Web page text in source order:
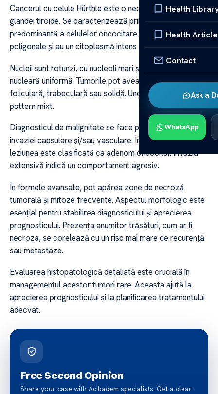
Health
Health
Contact
Ask a
WhatsApp
Cancerul cu celule Hürthle este o neoplazie rară a
glandei tiroide. Se caracterizează prin prezența
predominantă a celulelor oncocitare. Acestea sunt mari,
poligonale și au un citoplasmă intens eozinofilă.
Nucleii sunt rotunzi, cu nucleoli mari și o arhitectură
nucleară uniformă. Tumorile pot avea structură
foliculară, trabeculară sau solidă. Uneori, se observă un
pattern mixt.
Diagnosticul de malignitate se face prin identificarea
invaziei capsulare și/sau vasculare. În absența acestora,
leziunea este clasificată ca adenom oncocitar. Invazia
extensivă indică un comportament agresiv.
În formele avansate, pot apărea zone de necroză
tumorală și mitoze frecvente. Aspectul morfologic este
esențial pentru stabilirea diagnosticului și aprecierea
prognosticului. Prezența anumitor trăsături, cum ar fi
necroza, se corelează cu un risc mai mare de recurență
sau metastaze.
Evaluarea histopatologică detaliată este crucială în
managementul acestor tumori rare. Aceasta ajută la
aprecierea prognosticului și la planificarea tratamentului
adecvat.
Free Second Opinion
Share your case with Acibadem specialists. Get a clear